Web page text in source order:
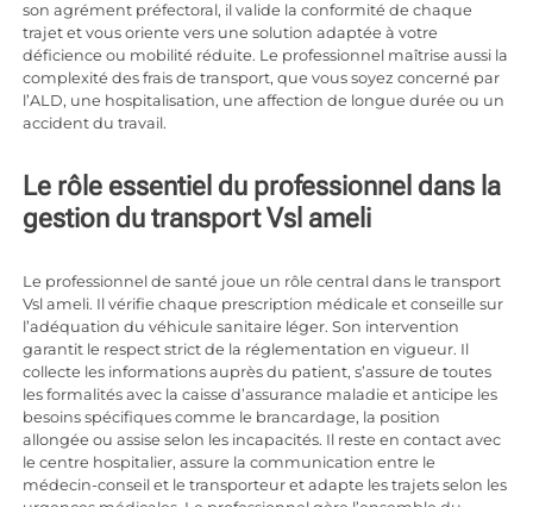
son agrément préfectoral, il valide la conformité de chaque
trajet et vous oriente vers une solution adaptée à votre
déficience ou mobilité réduite. Le professionnel maîtrise aussi la
complexité des frais de transport, que vous soyez concerné par
l’ALD, une hospitalisation, une affection de longue durée ou un
accident du travail.
Le rôle essentiel du professionnel dans la
gestion du transport Vsl ameli
Le professionnel de santé joue un rôle central dans le transport
Vsl ameli. Il vérifie chaque prescription médicale et conseille sur
l’adéquation du véhicule sanitaire léger. Son intervention
garantit le respect strict de la réglementation en vigueur. Il
collecte les informations auprès du patient, s’assure de toutes
les formalités avec la caisse d’assurance maladie et anticipe les
besoins spécifiques comme le brancardage, la position
allongée ou assise selon les incapacités. Il reste en contact avec
le centre hospitalier, assure la communication entre le
médecin-conseil et le transporteur et adapte les trajets selon les